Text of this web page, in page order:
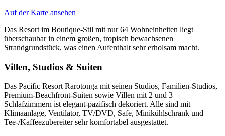
Auf der Karte ansehen
Das Resort im Boutique-Stil mit nur 64 Wohneinheiten liegt
überschaubar in einem großen, tropisch bewachsenen
Strandgrundstück, was einen Aufenthalt sehr erholsam macht.
Villen, Studios & Suiten
Das Pacific Resort Rarotonga mit seinen Studios, Familien-Studios,
Premium-Beachfront-Suiten sowie Villen mit 2 und 3
Schlafzimmern ist elegant-pazifisch dekoriert. Alle sind mit
Klimaanlage, Ventilator, TV/DVD, Safe, Minikühlschrank und
Tee-/Kaffeezubereiter sehr komfortabel ausgestattet.